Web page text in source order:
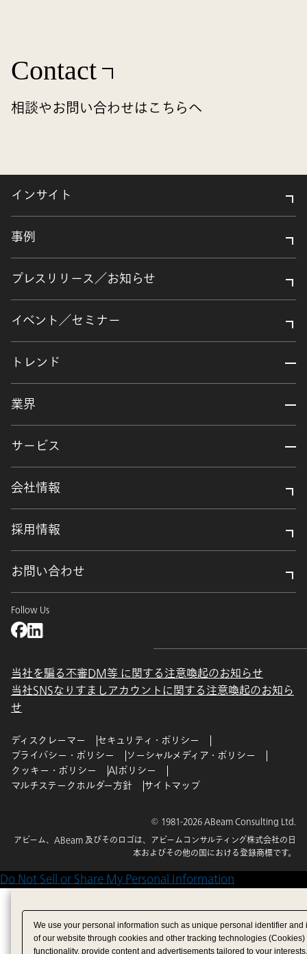
Contact
相談やお問い合わせはこちらへ
インサイト
事例
プレスリリース／お知らせ
イベント／セミナー
トレンド
業界
サービス
会社情報
採用情報
お問い合わせ
Follow Us
当社を騙る不審DM等 に関する注意喚起のお知らせ
当社SNSなりすましアカウントに関する注意喚起のお知ら
せ
ディスクレーマー
セキュリティ・ポリシー
プライバシー・ポリシー
ソーシャルメディア・ポリシー
クッキー・ポリシー
AIポリシー
マルチステークホルダー方針
サイトマップ
© 1981-2026 ABeam Consulting Ltd.
アビーム、ABeam 及びそのロゴは、アビームコンサルティング株式会社の日
本およびその他の国における登録商標です。
Do Not Sell or Share My Personal Information
We use your personal information such as unique personal identifier
of our website through cookies and other tracking technologies
functionality, provide content and advertisements tailored to your